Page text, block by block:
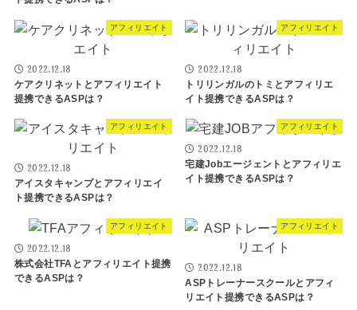
アフィリエイト
2022.12.18
ケアクリネットとアフィリエイト
提携できるASPは？
アフィリエイト
2022.12.18
トリリンガルのトミとアフィリエ
イト提携できるASPは？
アフィリエイト
2022.12.18
アイスタキャンプとアフィリエイ
ト提携できるASPは？
アフィリエイト
2022.12.18
宅建Jobエージェントとアフィリエ
イト提携できるASPは？
アフィリエイト
2022.12.18
株式会社TFAとアフィリエイト提携
できるASPは？
アフィリエイト
2022.12.18
ASPトレーナースクールとアフィ
リエイト提携できるASPは？